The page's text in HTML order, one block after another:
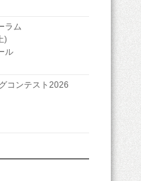
ラム
)
ル
コンテスト2026